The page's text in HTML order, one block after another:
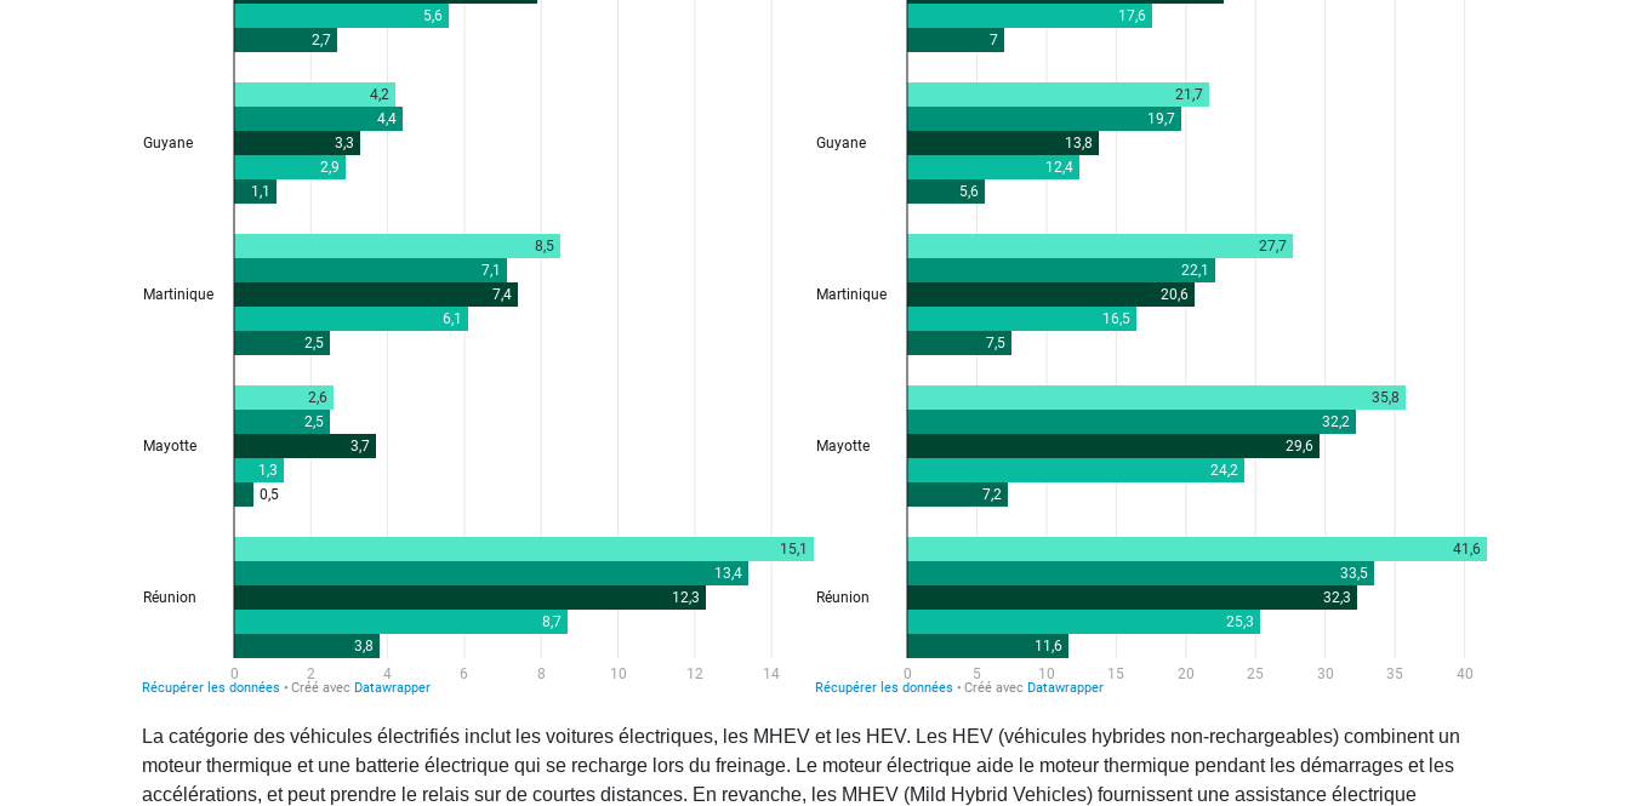
La catégorie des véhicules électrifiés inclut les voitures électriques, les MHEV et les HEV. Les HEV (véhicules hybrides non-rechargeables) combinent un
moteur thermique et une batterie électrique qui se recharge lors du freinage. Le moteur électrique aide le moteur thermique pendant les démarrages et les
accélérations, et peut prendre le relais sur de courtes distances. En revanche, les MHEV (Mild Hybrid Vehicles) fournissent une assistance électrique